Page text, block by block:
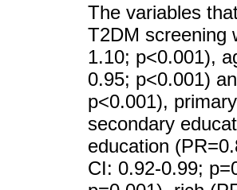
The variables
T2DM screening
1.10; p<0.001),
0.95; p<0.001)
p<0.001),
secondary
education
CI: 0.92-0.99;